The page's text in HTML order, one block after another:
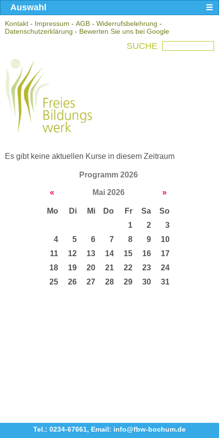
Kontakt - Impressum - AGB - Widerrufsbelehrung -
Datenschutzerklärung - Bewerten Sie uns bei Google
SUCHE
Es gibt keine aktuellen Kurse in diesem Zeitraum
Programm 2026
« Mai 2026 »
Mo Di Mi Do Fr Sa
So
1
2
3
4
5 6 7 8 9
10
11
12 13 14 15 16
17
18
19 20 21 22 23
24
25
26 27 28 29 30 31
Tel.: 0234-67661, Email: info@fbw-bochum.de
Auswahl